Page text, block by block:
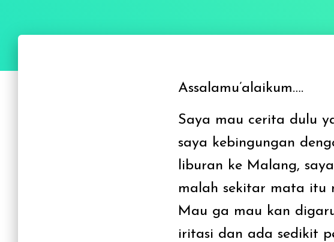
Assalamu’alaikum….
Saya mau cerita dulu
saya kebingungan
liburan ke Malang,
malah sekitar mata itu
Mau ga mau kan
iritasi dan ada sedikit